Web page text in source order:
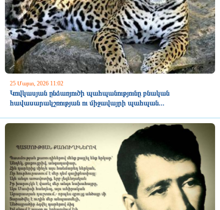
25 Մարտ, 2026 11:02
Կովկասյան ընձառյուծի պահպանությունը բնական
հավասարակշռության ու միջավայրի պահպան...